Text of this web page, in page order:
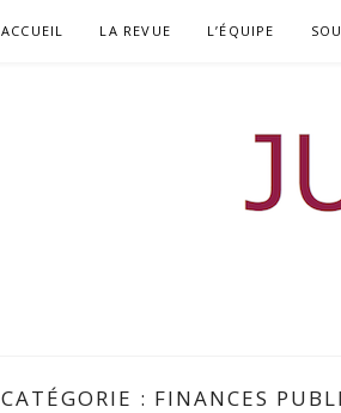
ACCUEIL LA REVUE L’ÉQUIPE
CATÉGORIE : FINANCES